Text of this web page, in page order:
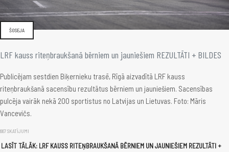
ŠOSEJA
LRF kauss riteņbraukšanā bērniem un jauniešiem REZULTĀTI + BILDES
Publicējam sestdien Biķernieku trasē, Rīgā aizvadītā LRF kauss
riteņbraukšanā sacensību rezultātus bērniem un jauniešiem. Sacensības
pulcēja vairāk nekā 200 sportistus no Latvijas un Lietuvas. Foto: Māris
Vancevičs.
667 SKATĪJUMI
LASĪT TĀLĀK: LRF KAUSS RITEŅBRAUKŠANĀ BĒRNIEM UN JAUNIEŠIEM REZULTĀTI +